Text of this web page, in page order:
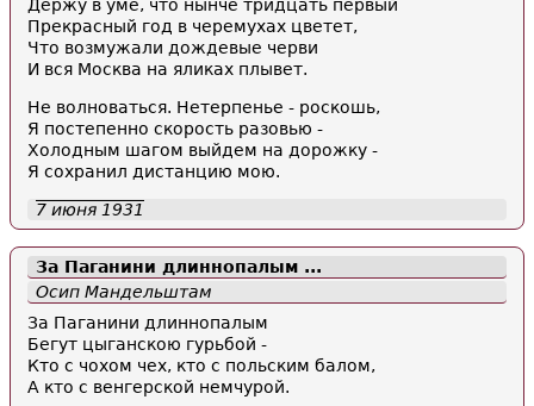
Держу в уме, что нынче тридцать первый
Прекрасный год в черемухах цветет,
Что возмужали дождевые черви
И вся Москва на яликах плывет.
Не волноваться. Нетерпенье - роскошь,
Я постепенно скорость разовью -
Холодным шагом выйдем на дорожку -
Я сохранил дистанцию мою.
7 июня 1931
За Паганини длиннопалым ...
Осип Мандельштам
За Паганини длиннопалым
Бегут цыганскою гурьбой -
Кто с чохом чех, кто с польским балом,
А кто с венгерской немчурой.